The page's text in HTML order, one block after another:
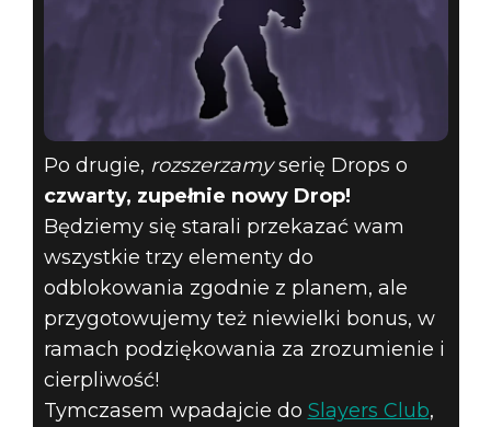
Po drugie, rozszerzamyserię Drops o
czwarty, zupełnie nowy Drop!
Będziemy się starali przekazać wam
wszystkie trzy elementy do
odblokowania zgodnie z planem, ale
przygotowujemy też niewielki bonus, w
ramach podziękowania za zrozumienie i
cierpliwość!
Tymczasem wpadajcie do Slayers Club,